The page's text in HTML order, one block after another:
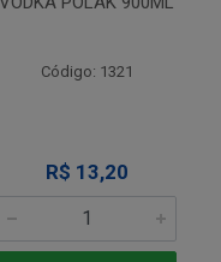
Código: 1321
R$ 13,20